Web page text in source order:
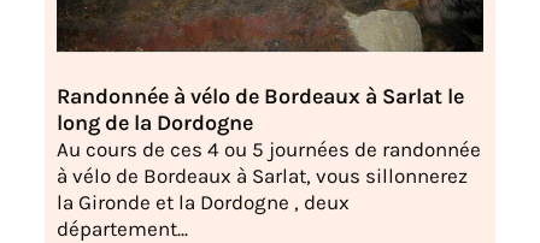
Randonnée à vélo de Bordeaux à Sarlat le
long de la Dordogne
Au cours de ces 4 ou 5 journées de randonnée
à vélo de Bordeaux à Sarlat, vous sillonnerez
la Gironde et la Dordogne , deux
département...